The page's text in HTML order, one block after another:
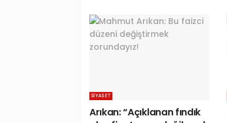
SIYASET
Arıkan: “Açıklanan fındık